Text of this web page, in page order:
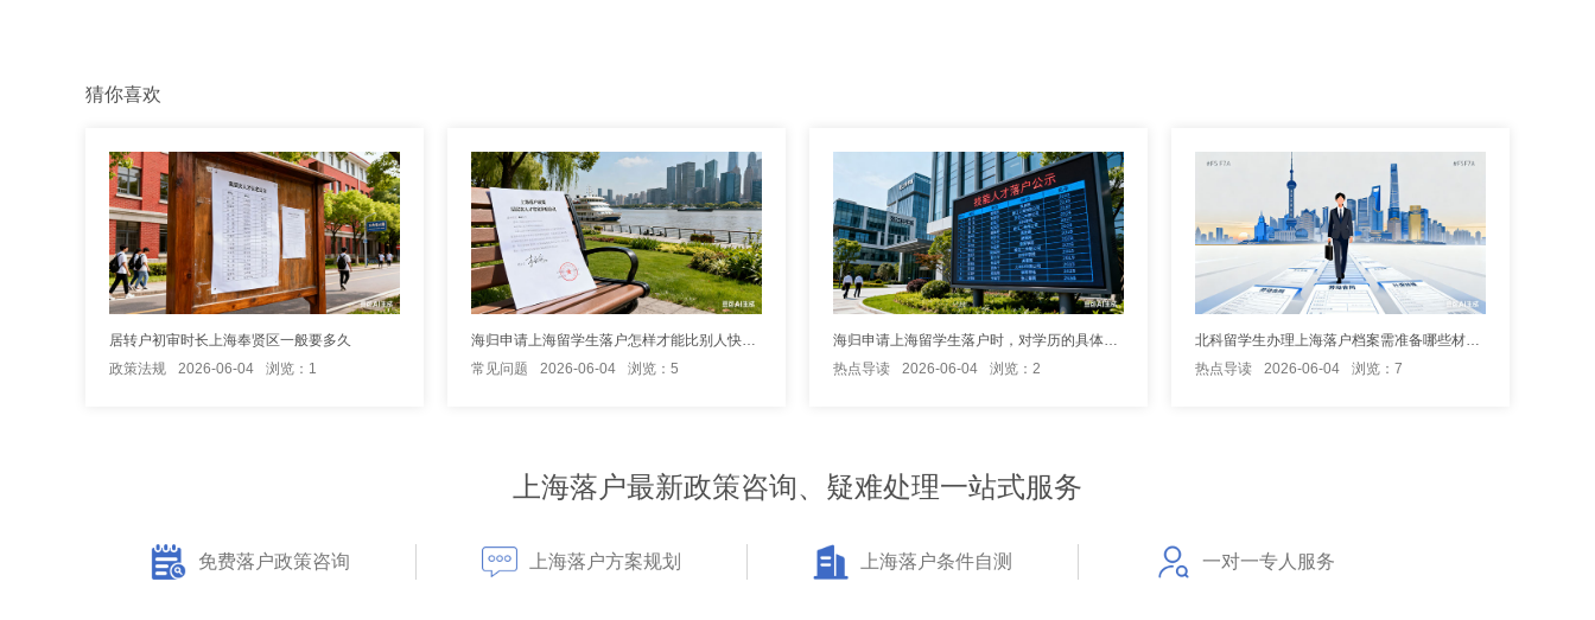
猜你喜欢
居转户初审时长上海奉贤区一般要多久
政策法规
2026-06-04 浏览：1
海归申请上海留学生落户怎样才能比别人快一步？
常见问题
2026-06-04 浏览：5
海归申请上海留学生落户时，对学历的具体要求是什么？
热点导读
2026-06-04 浏览：2
北科留学生办理上海落户档案需准备哪些材料？
热点导读
2026-06-04 浏览：7
上海落户最新政策咨询、疑难处理一站式服务
免费落户政策咨询 上海落户方案规划 上海落户条件自测 一对一专人服务